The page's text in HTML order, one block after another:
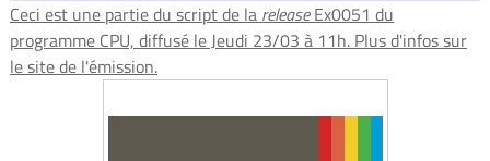
Ceci est une partie du script de la releaseEx0051 du
programme CPU, diffusé le Jeudi 23/03 à 11h. Plus d'infos sur
le site de l'émission.